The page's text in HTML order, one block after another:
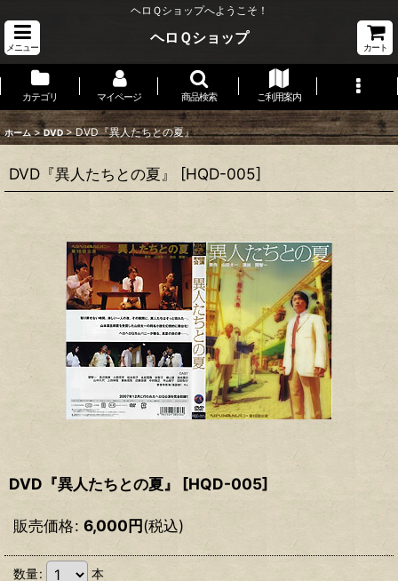
ヘロＱショップへようこそ！
メニュー
ヘロＱショップ
カート
カテゴリ マイページ 商品検索 ご利用案内
ホーム > DVD > DVD『異人たちとの夏』
DVD『異人たちとの夏』 [HQD-005]
DVD『異人たちとの夏』 [HQD-005]
販売価格: 6,000円(税込)
数量: 本